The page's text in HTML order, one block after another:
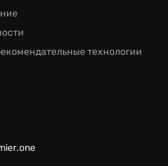
технологии